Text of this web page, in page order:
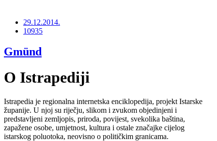
29.12.2014.
10935
Gmünd
O Istrapediji
Istrapedia je regionalna internetska enciklopedija, projekt Istarske
županije. U njoj su riječju, slikom i zvukom objedinjeni i
predstavljeni zemljopis, priroda, povijest, svekolika baština,
zapažene osobe, umjetnost, kultura i ostale značajke cijelog
istarskog poluotoka, neovisno o političkim granicama.